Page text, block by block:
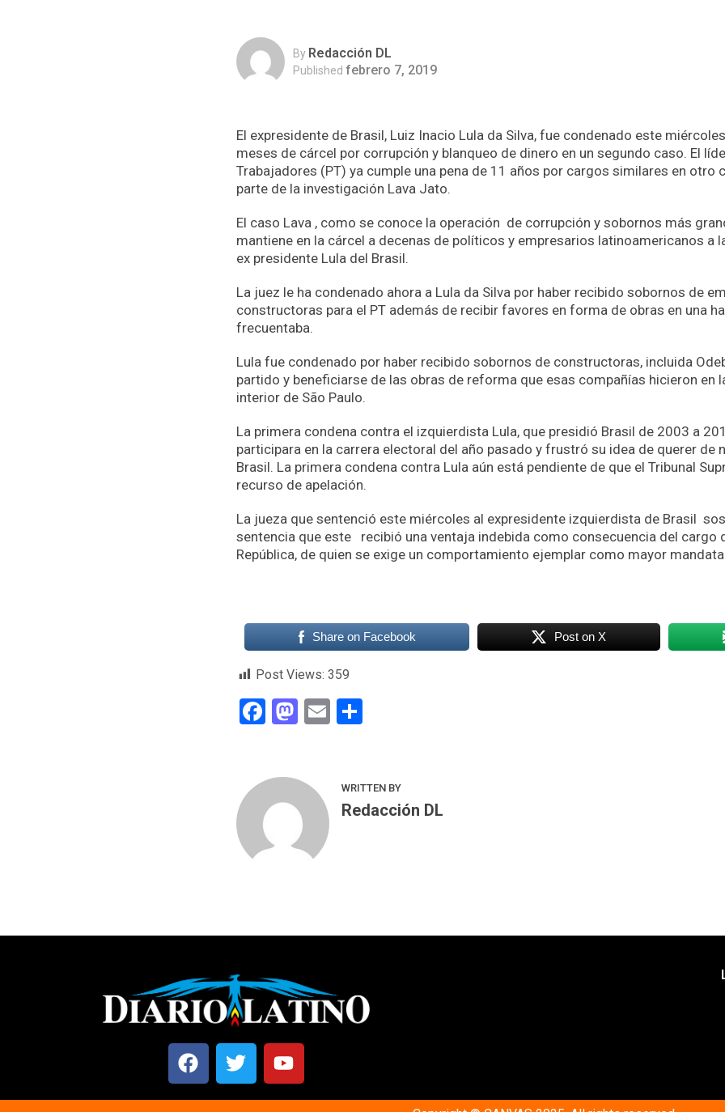
By Redacción DL
Published febrero 7, 2019
El expresidente de Brasil, Luiz Inacio Lula da Silva, fue condenado este
meses de cárcel por corrupción y blanqueo de dinero en un segundo caso. El
Trabajadores (PT) ya cumple una pena de 11 años por cargos similares en otro
parte de la investigación Lava Jato.
El caso Lava , como se conoce la operación de corrupción y sobornos más
mantiene en la cárcel a decenas de políticos y empresarios latinoamericanos a
ex presidente Lula del Brasil.
La juez le ha condenado ahora a Lula da Silva por haber recibido sobornos de
constructoras para el PT además de recibir favores en forma de obras en una
frecuentaba.
Lula fue condenado por haber recibido sobornos de constructoras, incluida
partido y beneficiarse de las obras de reforma que esas compañías hicieron en
interior de São Paulo.
La primera condena contra el izquierdista Lula, que presidió Brasil de 2003 a
participara en la carrera electoral del año pasado y frustró su idea de querer de
Brasil. La primera condena contra Lula aún está pendiente de que el Tribunal
recurso de apelación.
La jueza que sentenció este miércoles al expresidente izquierdista de Brasil
sentencia que este recibió una ventaja indebida como consecuencia del cargo
República, de quien se exige un comportamiento ejemplar como mayor
Share on Facebook Post on X
Post Views: 359
Facebook
Mastodon
Email
WRITTEN BY
Redacción DL